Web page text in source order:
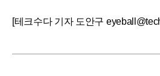
[테크수다 기자 도안구